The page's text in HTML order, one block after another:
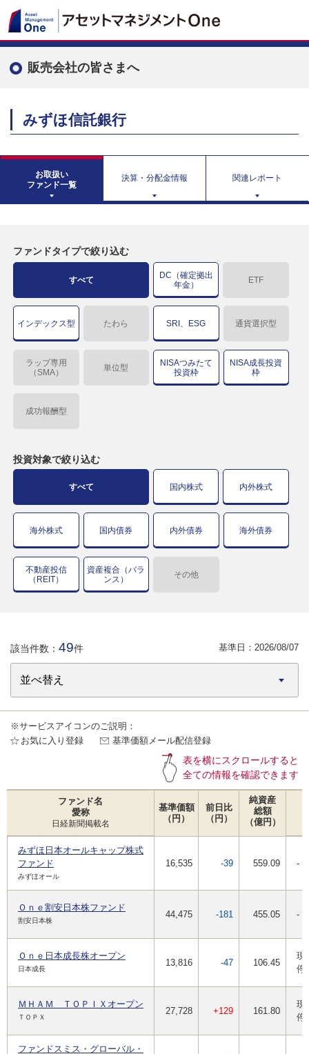
販売会社の皆さまへ
みずほ信託銀行
お取扱い
ファンド一覧
決算・分配金情報 関連レポート
ファンドタイプで絞り込む
すべて
DC（確定拠出
年金）
ETF
インデックス型 たわら SRI、ESG 通貨選択型
ラップ専用
（SMA）
単位型
NISAつみたて
投資枠
NISA成長投資
枠
成功報酬型
投資対象で絞り込む
すべて 国内株式 内外株式
海外株式 国内債券 内外債券 海外債券
不動産投信
（REIT）
資産複合（バラ
ンス）
その他
該当件数： 49件 基準日： 2026/08/07
※サービスアイコンのご説明：
お気に入り登録
基準価額メール配信登録
表を横にスクロールすると
全ての情報を確認できます
ファンド名
愛称
日経新聞掲載名
基準価額
（円）
前日比
（円）
純資産
総額
（億円）
みずほ日本オールキャップ株式
ファンド
みずほオール
16,535 -39 559.09 -
Ｏｎｅ割安日本株ファンド
割安日本株
44,475 -181 455.05 -
Ｏｎｅ日本成長株オープン
日本成長
13,816 -47 106.45
現
停
ＭＨＡＭ ＴＯＰＩＸオープン
ＴＯＰＸ
27,728 +129 161.80
現
停
ファンドスミス・グローバル・